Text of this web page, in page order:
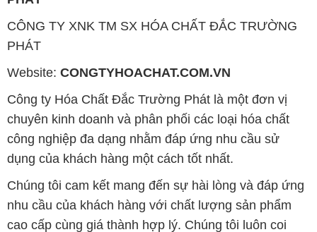
chuyên kinh doanh và phân phối các loại hóa chất
công nghiệp đa dạng nhằm đáp ứng nhu cầu sử
dụng của khách hàng một cách tốt nhất.
Chúng tôi cam kết mang đến sự hài lòng và đáp ứng
nhu cầu của khách hàng với chất lượng sản phẩm
cao cấp cùng giá thành hợp lý. Chúng tôi luôn coi
trọng nguyên tắc kinh doanh không chỉ là sự mua
bán mà còn là sự xây dựng và duy trì uy tín. Chúng
tôi hiểu rằng những sản phẩm chúng tôi cung cấp
phải đáp ứng được yêu cầu về chất lượng và làm hài